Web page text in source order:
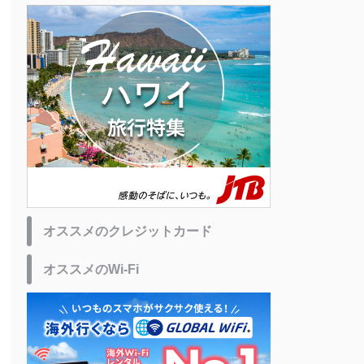
オススメのクレジットカード
オススメのWi-Fi